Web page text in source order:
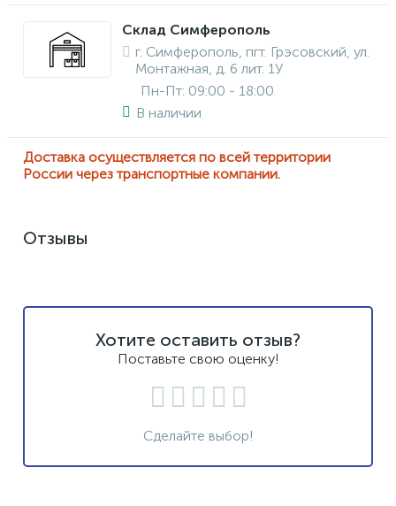
Склад Симферополь
г. Симферополь, пгт. Грэсовский, ул.
Монтажная, д. 6 лит. 1У
Пн-Пт: 09:00 - 18:00
В наличии
Доставка осуществляется по всей территории
России через транспортные компании.
Отзывы
Хотите оставить отзыв?
Поставьте свою оценку!
Сделайте выбор!